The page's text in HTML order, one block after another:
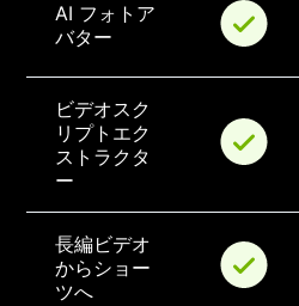
AI フォトア
バター
ビデオスク
リプトエク
ストラクタ
ー
長編ビデオ
からショー
ツへ